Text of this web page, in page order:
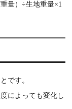
量）÷生地重量×1
です。
によっても変化し